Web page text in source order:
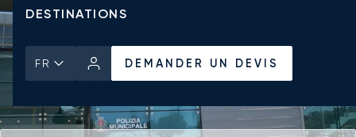
DESTINATIONS
FR DEMANDER UN DEVIS